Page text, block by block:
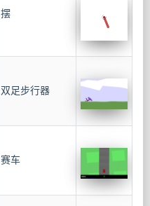
摆
双足步行器
赛车